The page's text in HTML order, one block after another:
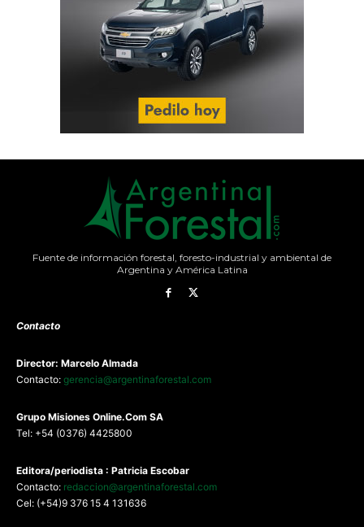
Fuente de información forestal, foresto-industrial y ambiental de
Argentina y América Latina
Contacto
Director: Marcelo Almada
Contacto: gerencia@argentinaforestal.com
Grupo Misiones Online.Com SA
Tel: +54 (0376) 4425800
Editora/periodista : Patricia Escobar
Contacto: redaccion@argentinaforestal.com
Cel: (+54)9 376 15 4 131636